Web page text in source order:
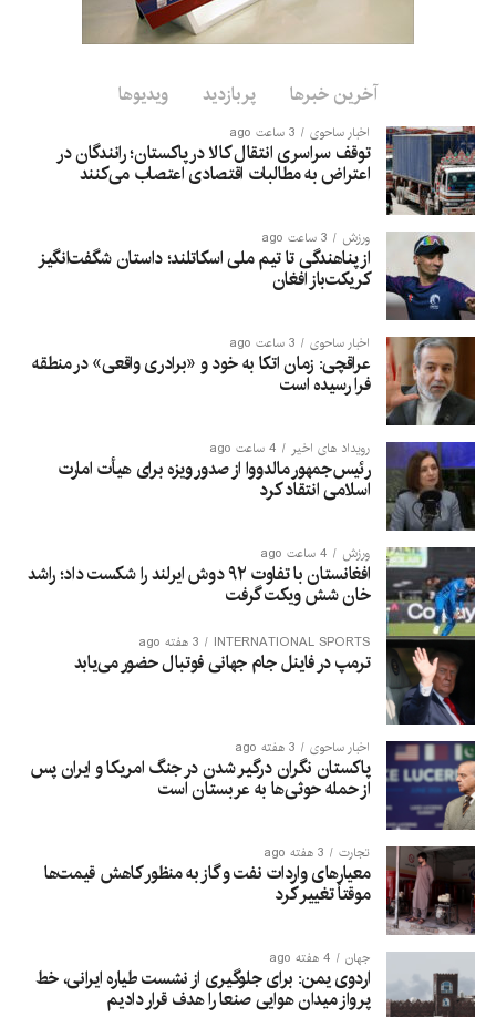
آخرین خبرها پربازدید ویدیوها
اخبار ساحوی 3 ساعت ago
توقف سراسری انتقال کالا در پاکستان؛ رانندگان در
اعتراض به مطالبات اقتصادی اعتصاب می‌کنند
ورزش 3 ساعت ago
از پناهندگی تا تیم ملی اسکاتلند؛ داستان شگفت‌انگیز
کریکت‌باز افغان
اخبار ساحوی 3 ساعت ago
عراقچی: زمان اتکا به خود و «برادری واقعی» در منطقه
فرا رسیده است
رویداد های اخیر 4 ساعت ago
رئیس‌جمهور مالدووا از صدور ویزه برای هیأت امارت
اسلامی انتقاد کرد
ورزش 4 ساعت ago
افغانستان با تفاوت ۹۲ دوش ایرلند را شکست داد؛ راشد
خان شش ویکت گرفت
INTERNATIONAL SPORTS 3 هفته ago
ترمپ در فاینل جام جهانی فوتبال حضور می‌یابد
اخبار ساحوی 3 هفته ago
پاکستان نگران درگیر شدن در جنگ امریکا و ایران پس
از حمله حوثی‌ها به عربستان است
تجارت 3 هفته ago
معیارهای واردات نفت و گاز به منظور کاهش قیمت‌ها
موقتاً تغییر کرد
جهان 4 هفته ago
اردوی یمن: برای جلوگیری از نشست طیاره ایرانی، خط
پرواز میدان هوایی صنعا را هدف قرار دادیم